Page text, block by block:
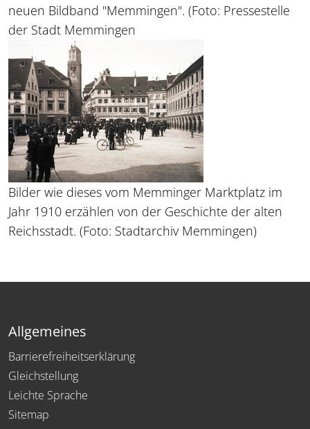
neuen Bildband "Memmingen". (Foto: Pressestelle
der Stadt Memmingen
Bilder wie dieses vom Memminger Marktplatz im
Jahr 1910 erzählen von der Geschichte der alten
Reichsstadt. (Foto: Stadtarchiv Memmingen)
Allgemeines
Barrierefreiheitserklärung
Gleichstellung
Leichte Sprache
Sitemap